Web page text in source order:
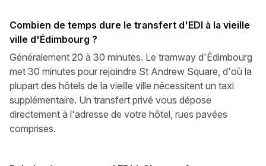
Combien de temps dure le transfert d'EDI à la vieille
ville d'Édimbourg ?
Généralement 20 à 30 minutes. Le tramway d'Édimbourg
met 30 minutes pour rejoindre St Andrew Square, d'où la
plupart des hôtels de la vieille ville nécessitent un taxi
supplémentaire. Un transfert privé vous dépose
directement à l'adresse de votre hôtel, rues pavées
comprises.